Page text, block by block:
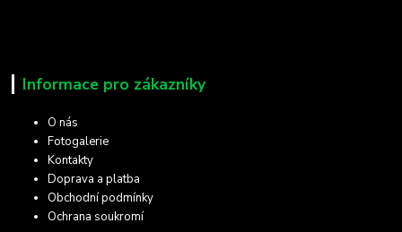
Informace pro zákazníky
O nás
Fotogalerie
Kontakty
Doprava a platba
Obchodní podmínky
Ochrana soukromí